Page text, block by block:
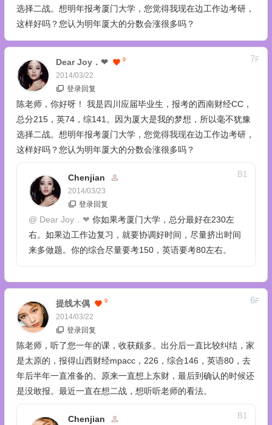
选择二战。想明年报考厦门大学，您觉得我现在边工作边考研，
这样好吗？您认为明年厦大的分数会涨很多吗？
Dear Joy．❤ 9
2014/03/22
7F
登录回复
陈老师，你好呀！ 我是四川应届毕业生，报考的西南财经CC，
总分215，英74，综141。因为厦大是我的梦想，所以毫不犹豫
选择二战。想明年报考厦门大学，您觉得我现在边工作边考研，
这样好吗？您认为明年厦大的分数会涨很多吗？
Chenjian
2014/03/23
B1
登录回复
@ Dear Joy．❤ 你如果考厦门大学，总分最好在230左
右。如果边工作边复习，就要协调好时间，尽量挤出时间
来多做题。你的综合尽量要考150，英语要考80左右。
提线木偶 9
2014/03/22
6F
登录回复
陈老师，听了您一年的课，收获颇多。出分后一直比较纠结，家
是太原的，报得山西财经mpacc，226，综合146，英语80，去
年后半年一直准备的。原来一直想上东财，最后到确认的时候还
是没敢报。最近一直在想二战，想听听老师的看法。
Chenjian B1